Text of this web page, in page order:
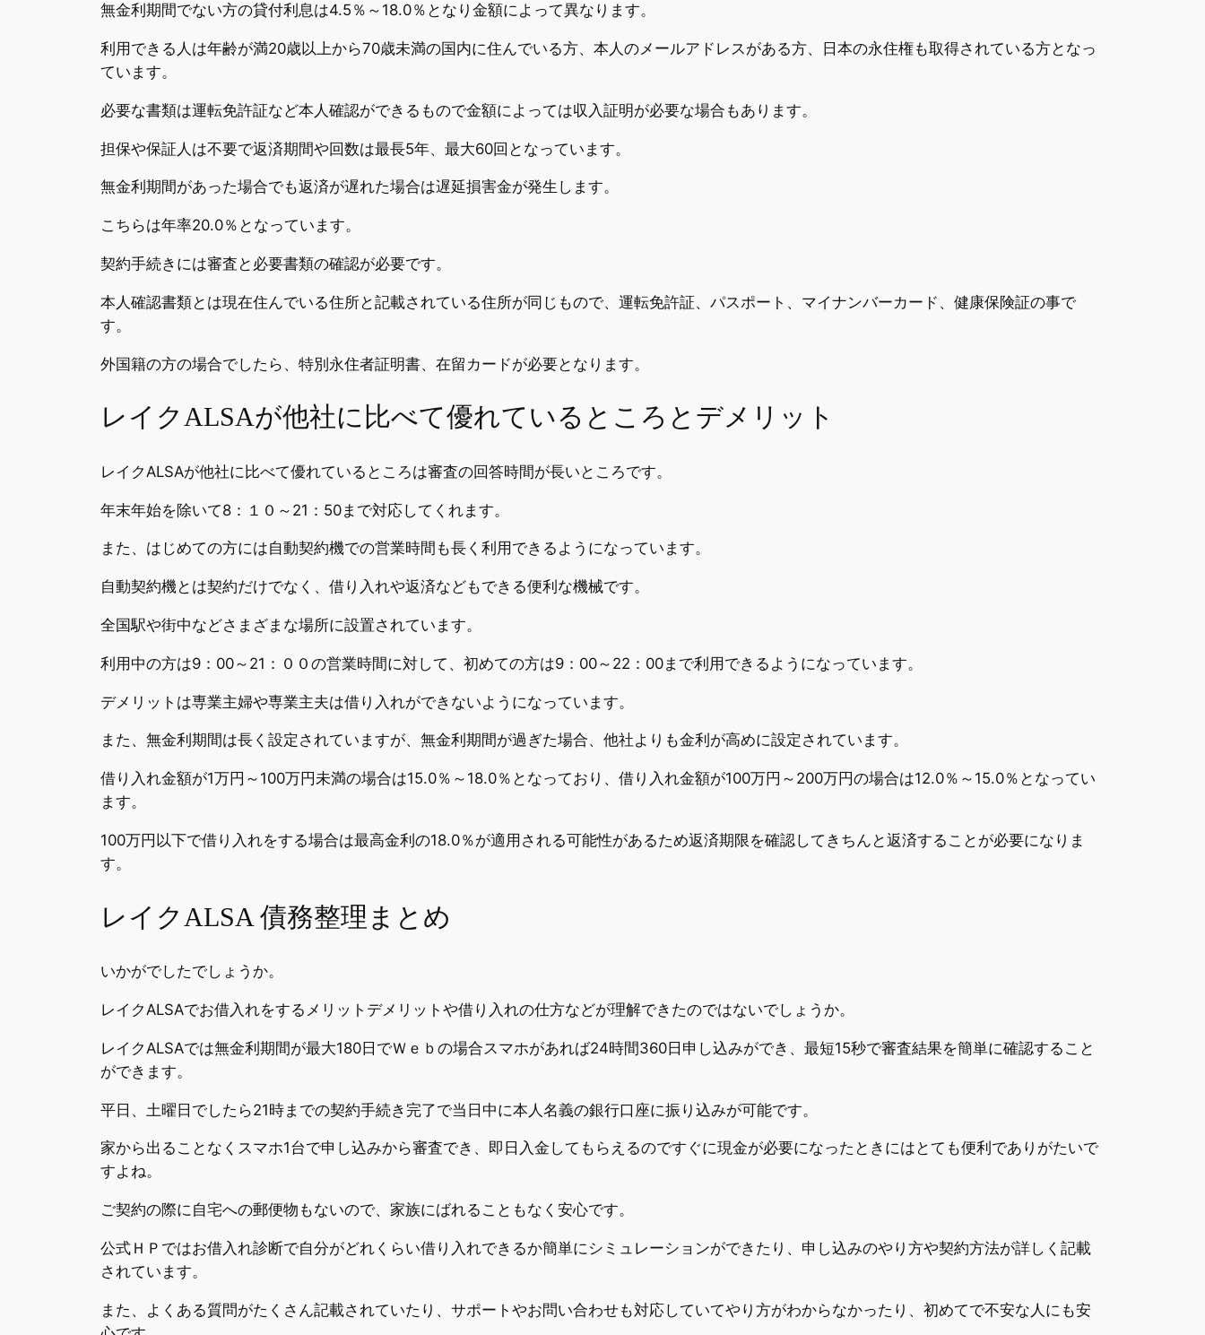
無金利期間でない方の貸付利息は4.5％～18.0％となり金額によって異なります。
利用できる人は年齢が満20歳以上から70歳未満の国内に住んでいる方、本人のメールアドレスがある方、日本の永住権も取得されている方となっ
ています。
必要な書類は運転免許証など本人確認ができるもので金額によっては収入証明が必要な場合もあります。
担保や保証人は不要で返済期間や回数は最長5年、最大60回となっています。
無金利期間があった場合でも返済が遅れた場合は遅延損害金が発生します。
こちらは年率20.0％となっています。
契約手続きには審査と必要書類の確認が必要です。
本人確認書類とは現在住んでいる住所と記載されている住所が同じもので、運転免許証、パスポート、マイナンバーカード、健康保険証の事で
す。
外国籍の方の場合でしたら、特別永住者証明書、在留カードが必要となります。
レイクALSAが他社に比べて優れているところとデメリット
レイクALSAが他社に比べて優れているところは審査の回答時間が長いところです。
年末年始を除いて8：１０～21：50まで対応してくれます。
また、はじめての方には自動契約機での営業時間も長く利用できるようになっています。
自動契約機とは契約だけでなく、借り入れや返済などもできる便利な機械です。
全国駅や街中などさまざまな場所に設置されています。
利用中の方は9：00～21：００の営業時間に対して、初めての方は9：00～22：00まで利用できるようになっています。
デメリットは専業主婦や専業主夫は借り入れができないようになっています。
また、無金利期間は長く設定されていますが、無金利期間が過ぎた場合、他社よりも金利が高めに設定されています。
借り入れ金額が1万円～100万円未満の場合は15.0％～18.0％となっており、借り入れ金額が100万円～200万円の場合は12.0％～15.0％となってい
ます。
100万円以下で借り入れをする場合は最高金利の18.0％が適用される可能性があるため返済期限を確認してきちんと返済することが必要になりま
す。
レイクALSA 債務整理まとめ
いかがでしたでしょうか。
レイクALSAでお借入れをするメリットデメリットや借り入れの仕方などが理解できたのではないでしょうか。
レイクALSAでは無金利期間が最大180日でＷｅｂの場合スマホがあれば24時間360日申し込みができ、最短15秒で審査結果を簡単に確認すること
ができます。
平日、土曜日でしたら21時までの契約手続き完了で当日中に本人名義の銀行口座に振り込みが可能です。
家から出ることなくスマホ1台で申し込みから審査でき、即日入金してもらえるのですぐに現金が必要になったときにはとても便利でありがたいで
すよね。
ご契約の際に自宅への郵便物もないので、家族にばれることもなく安心です。
公式ＨＰではお借入れ診断で自分がどれくらい借り入れできるか簡単にシミュレーションができたり、申し込みのやり方や契約方法が詳しく記載
されています。
また、よくある質問がたくさん記載されていたり、サポートやお問い合わせも対応していてやり方がわからなかったり、初めてで不安な人にも安